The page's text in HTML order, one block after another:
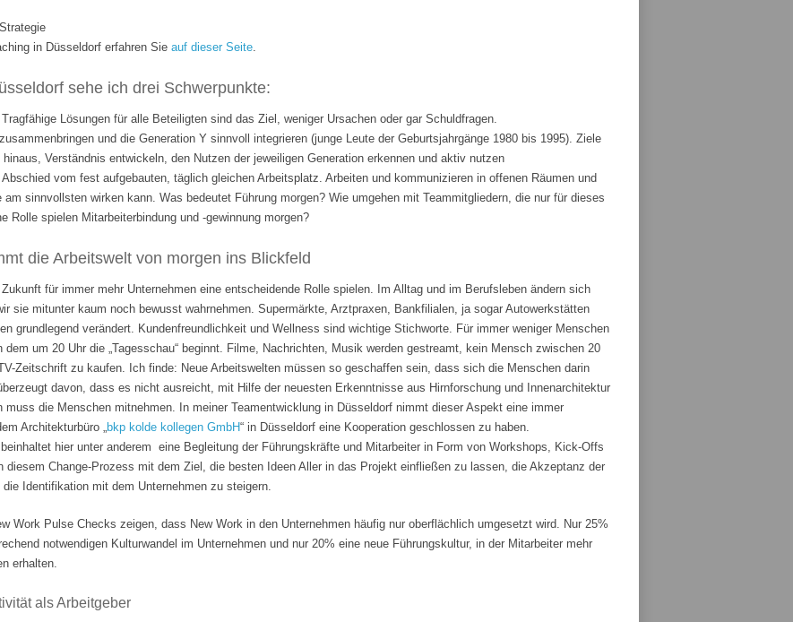
in Düsseldorf erfahren Sie auf dieser Seite.
sehe ich drei Schwerpunkte:
Lösungen für alle Beteiligten sind das Ziel, weniger Ursachen oder gar Schuldfragen.
und die Generation Y sinnvoll integrieren (junge Leute der Geburtsjahrgänge 1980 bis 1995). Ziele
Verständnis entwickeln, den Nutzen der jeweiligen Generation erkennen und aktiv nutzen
vom fest aufgebauten, täglich gleichen Arbeitsplatz. Arbeiten und kommunizieren in offenen Räumen und
am sinnvollsten wirken kann. Was bedeutet Führung morgen? Wie umgehen mit Teammitgliedern, die nur für dieses
Rolle spielen Mitarbeiterbindung und -gewinnung morgen?
die Arbeitswelt von morgen ins Blickfeld
für immer mehr Unternehmen eine entscheidende Rolle spielen. Im Alltag und im Berufsleben ändern sich
sie mitunter kaum noch bewusst wahrnehmen. Supermärkte, Arztpraxen, Bankfilialen, ja sogar Autowerkstätten
grundlegend verändert. Kundenfreundlichkeit und Wellness sind wichtige Stichworte. Für immer weniger Menschen
um 20 Uhr die „Tagesschau“ beginnt. Filme, Nachrichten, Musik werden gestreamt, kein Mensch zwischen 20
Zeitschrift zu kaufen. Ich finde: Neue Arbeitswelten müssen so geschaffen sein, dass sich die Menschen darin
davon, dass es nicht ausreicht, mit Hilfe der neuesten Erkenntnisse aus Hirnforschung und Innenarchitektur
die Menschen mitnehmen. In meiner Teamentwicklung in Düsseldorf nimmt dieser Aspekt eine immer
Architekturbüro „bkp kolde kollegen GmbH“ in Düsseldorf eine Kooperation geschlossen zu haben.
hier unter anderem eine Begleitung der Führungskräfte und Mitarbeiter in Form von Workshops, Kick-Offs
Change-Prozess mit dem Ziel, die besten Ideen Aller in das Projekt einfließen zu lassen, die Akzeptanz der
Identifikation mit dem Unternehmen zu steigern.
Work Pulse Checks zeigen, dass New Work in den Unternehmen häufig nur oberflächlich umgesetzt wird. Nur 25%
notwendigen Kulturwandel im Unternehmen und nur 20% eine neue Führungskultur, in der Mitarbeiter mehr
erhalten.
als Arbeitgeber